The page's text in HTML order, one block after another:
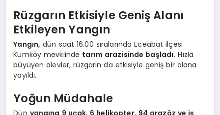
Rüzgarın Etkisiyle Geniş Alanı
Etkileyen Yangın
Yangın, dün saat 16.00 sıralarında Eceabat ilçesi
Kumköy mevkiinde tarım arazisinde başladı. Hızla
büyüyen alevler, rüzgarın da etkisiyle geniş bir alana
yayıldı.
Yoğun Müdahale
Dün yangına 9 uçak, 6 helikopter, 94 arazöz ve iş